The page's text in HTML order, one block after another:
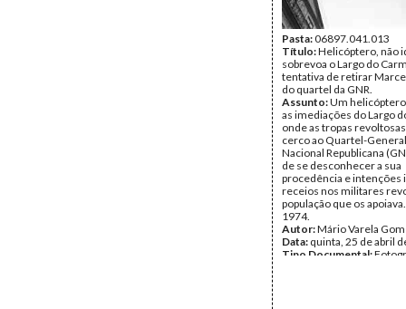
Pasta:06897.041.013
Título:Helicóptero, não
sobrevoa o Largo do
tentativa de retirar
do quartel da GNR.
Assunto:Um
as imediações do Largo
onde as tropas
cerco ao Quartel-
Nacional Republicana
de se desconhecer a sua
procedência e intenções
receios nos militares
população que os
1974.
Autor:Mário Varela
Data: quinta, 25 de abril
Tipo Documental: